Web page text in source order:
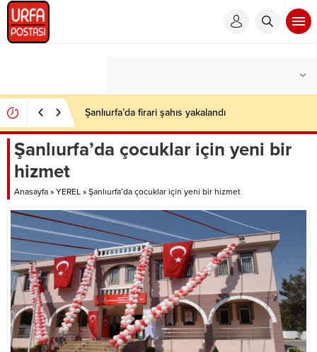
Şanlıurfa’da firari şahıs yakalandı
Şanlıurfa’da çocuklar için yeni bir
hizmet
Anasayfa » YEREL » Şanlıurfa’da çocuklar için yeni bir hizmet